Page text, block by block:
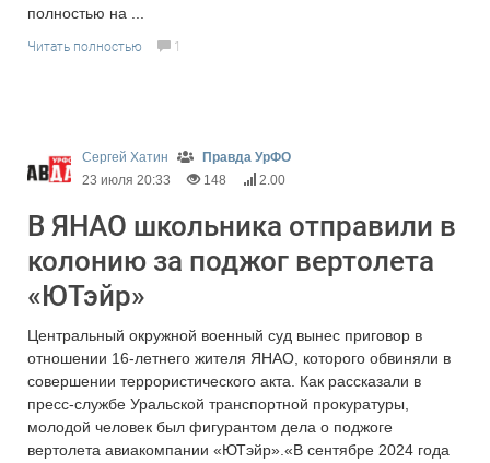
полностью на ...
Читать полностью 1
Сергей Хатин
Правда УрФО
23 июля 20:33
148 2.00
В ЯНАО школьника отправили в
колонию за поджог вертолета
«ЮТэйр»
Центральный окружной военный суд вынес приговор в
отношении 16-летнего жителя ЯНАО, которого обвиняли в
совершении террористического акта. Как рассказали в
пресс-службе Уральской транспортной прокуратуры,
молодой человек был фигурантом дела о поджоге
вертолета авиакомпании «ЮТэйр».«В сентябре 2024 года